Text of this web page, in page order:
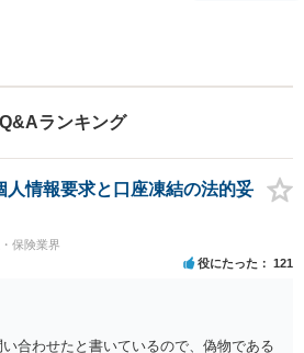
きます。 どんなことで
お気軽に相談ください。
ランキング
人情報要求と口座凍結の法的妥
保険業界
役にたった 121
合わせたと書いているので、偽物である